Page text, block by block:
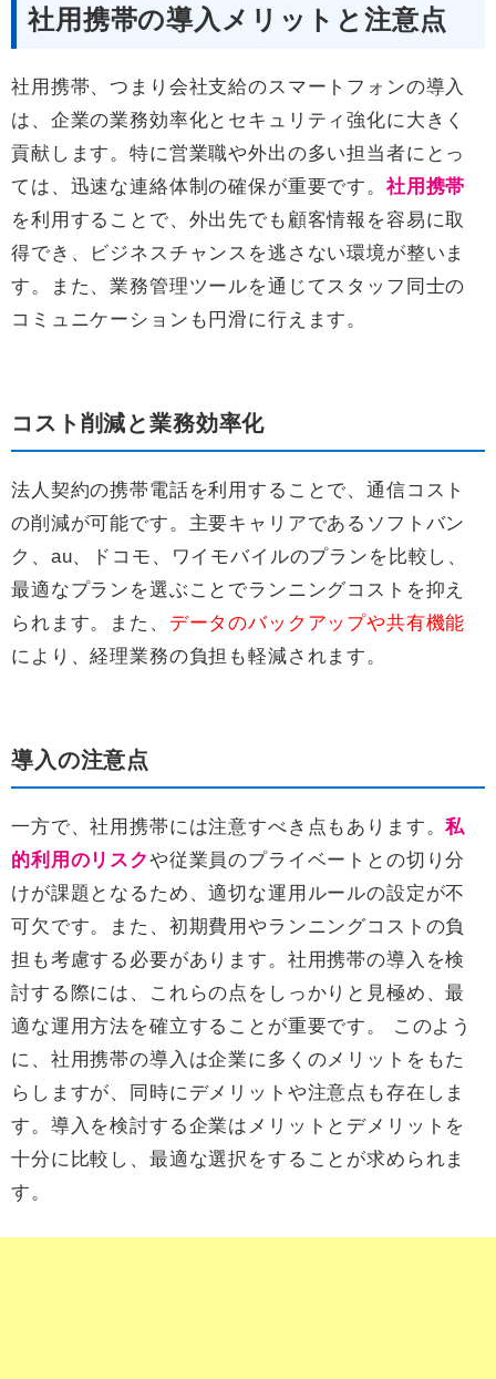
社用携帯の導入メリットと注意点
社用携帯、つまり会社支給のスマートフォンの導入
は、企業の業務効率化とセキュリティ強化に大きく
貢献します。特に営業職や外出の多い担当者にとっ
ては、迅速な連絡体制の確保が重要です。 社用携帯
を利用することで、外出先でも顧客情報を容易に取
得でき、ビジネスチャンスを逃さない環境が整いま
す。また、業務管理ツールを通じてスタッフ同士の
コミュニケーションも円滑に行えます。
コスト削減と業務効率化
法人契約の携帯電話を利用することで、通信コスト
の削減が可能です。主要キャリアであるソフトバン
ク、au、ドコモ、ワイモバイルのプランを比較し、
最適なプランを選ぶことでランニングコストを抑え
られます。また、 データのバックアップや共有機能
により、経理業務の負担も軽減されます。
導入の注意点
一方で、社用携帯には注意すべき点もあります。私
的利用のリスクや従業員のプライベートとの切り分
けが課題となるため、適切な運用ルールの設定が不
可欠です。また、初期費用やランニングコストの負
担も考慮する必要があります。社用携帯の導入を検
討する際には、これらの点をしっかりと見極め、最
適な運用方法を確立することが重要です。 このよう
に、社用携帯の導入は企業に多くのメリットをもた
らしますが、同時にデメリットや注意点も存在しま
す。導入を検討する企業はメリットとデメリットを
十分に比較し、最適な選択をすることが求められま
す。